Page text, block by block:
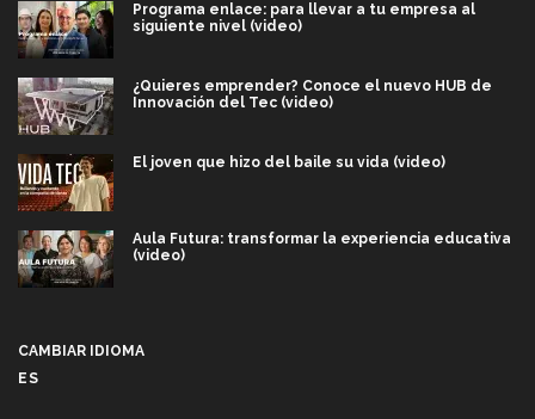
Programa enlace: para llevar a tu empresa al
siguiente nivel (video)
¿Quieres emprender? Conoce el nuevo HUB de
Innovación del Tec (video)
El joven que hizo del baile su vida (video)
Aula Futura: transformar la experiencia educativa
(video)
CAMBIAR IDIOMA
ES